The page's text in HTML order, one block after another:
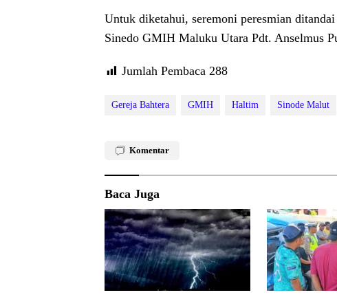
Untuk diketahui, seremoni peresmian
Sinedo GMIH Maluku Utara Pdt. Anselmus
Jumlah Pembaca 288
Gereja Bahtera GMIH Haltim Sinode Malut
Komentar
Baca Juga